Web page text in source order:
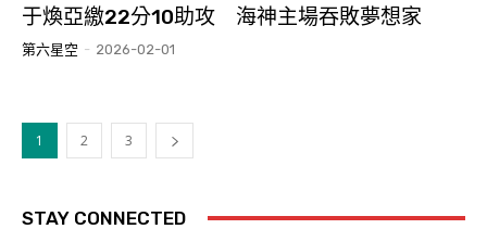
于煥亞繳22分10助攻 海神主場吞敗夢想家
第六星空 - 2026-02-01
1 2 3
STAY CONNECTED